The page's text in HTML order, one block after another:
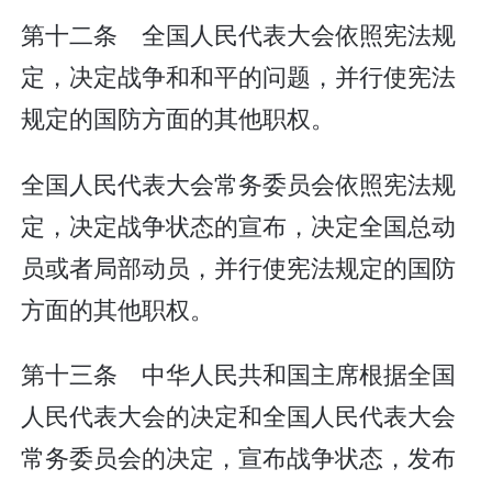
第十二条 全国人民代表大会依照宪法规
定，决定战争和和平的问题，并行使宪法
规定的国防方面的其他职权。
全国人民代表大会常务委员会依照宪法规
定，决定战争状态的宣布，决定全国总动
员或者局部动员，并行使宪法规定的国防
方面的其他职权。
第十三条 中华人民共和国主席根据全国
人民代表大会的决定和全国人民代表大会
常务委员会的决定，宣布战争状态，发布